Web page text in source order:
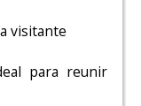
visitante
para reunir